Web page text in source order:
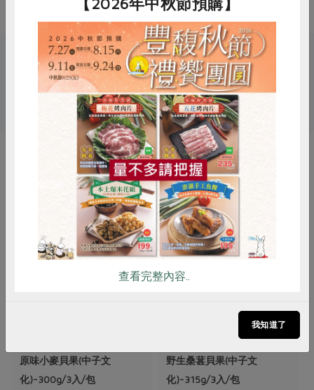
關鍵字
# 果醬 # 貝果
你可能有興趣的產品
原味小麥貝果(中子文
化)-300g/3入/包
中子文化股份有限公司
野生桑葚貝果(中子文
化)-315g/3入/包
RPET 食譜 減硝酸鹽
雞蛋 食安 共同購買
【2026年中秋節預購】
查看完整內容..
我知道了